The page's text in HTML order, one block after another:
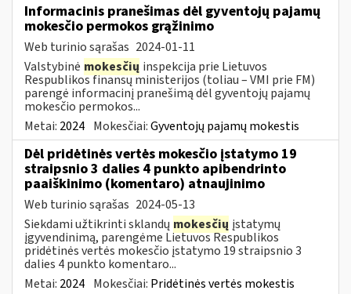
Informacinis pranešimas dėl gyventojų pajamų
mokesčio permokos grąžinimo
Web turinio sąrašas 2024-01-11
Valstybinė mokesčių inspekcija prie Lietuvos
Respublikos finansų ministerijos (toliau – VMI prie FM)
parengė informacinį pranešimą dėl gyventojų pajamų
mokesčio permokos...
Metai: 2024 Mokesčiai:Gyventojų pajamų mokestis
Dėl pridėtinės vertės mokesčio įstatymo 19
straipsnio 3 dalies 4 punkto apibendrinto
paaiškinimo (komentaro) atnaujinimo
Web turinio sąrašas 2024-05-13
Siekdami užtikrinti sklandų mokesčių įstatymų
įgyvendinimą, parengėme Lietuvos Respublikos
pridėtinės vertės mokesčio įstatymo 19 straipsnio 3
dalies 4 punkto komentaro...
Metai: 2024 Mokesčiai: Pridėtinės vertės mokestis